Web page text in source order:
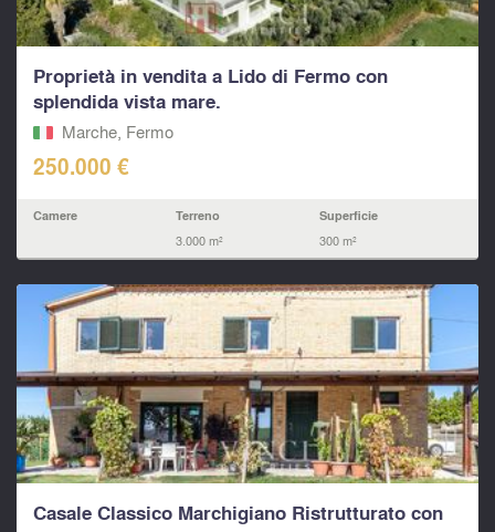
Proprietà in vendita a Lido di Fermo con
splendida vista mare.
Marche, Fermo‎
250.000 €
Camere Terreno
3.000 m²
Superficie
300 m²
Casale Classico Marchigiano Ristrutturato con